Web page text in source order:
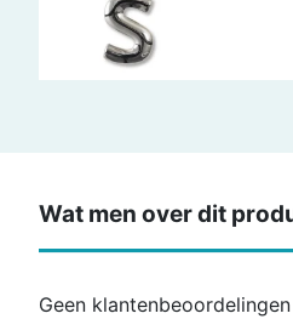
Wat men over dit
Geen